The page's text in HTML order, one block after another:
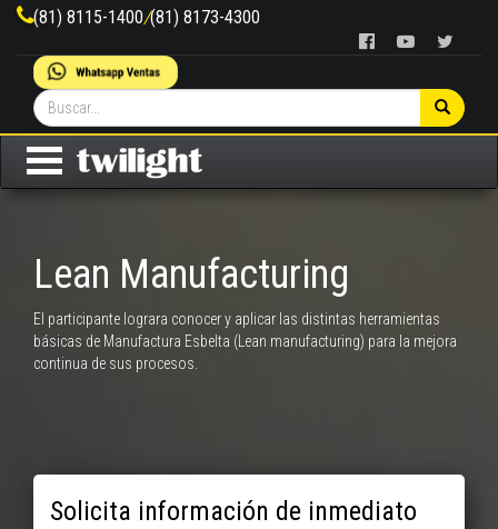
(81) 8115-1400/(81) 8173-4300
Lean Manufacturing
El participante lograra conocer y aplicar las distintas herramientas
básicas de Manufactura Esbelta (Lean manufacturing) para la mejora
continua de sus procesos.
Solicita información de inmediato